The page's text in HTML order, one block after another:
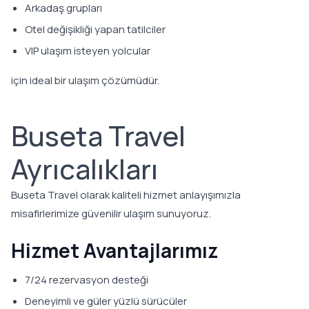
Arkadaş grupları
Otel değişikliği yapan tatilciler
VIP ulaşım isteyen yolcular
için ideal bir ulaşım çözümüdür.
Buseta Travel
Ayrıcalıkları
Buseta Travel olarak kaliteli hizmet anlayışımızla
misafirlerimize güvenilir ulaşım sunuyoruz.
Hizmet Avantajlarımız
7/24 rezervasyon desteği
Deneyimli ve güler yüzlü sürücüler